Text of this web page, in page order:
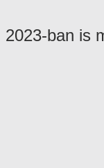
2023-ban is